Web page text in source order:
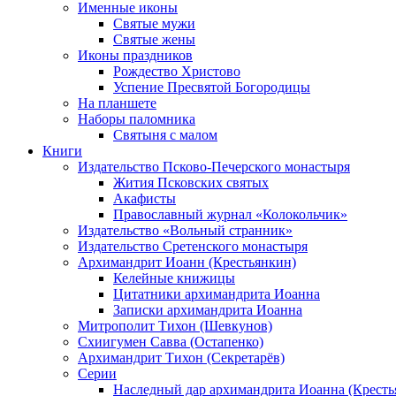
Именные иконы
Святые мужи
Святые жены
Иконы праздников
Рождество Христово
Успение Пресвятой Богородицы
На планшете
Наборы паломника
Святыня с малом
Книги
Издательство Псково-Печерского монастыря
Жития Псковских святых
Акафисты
Православный журнал «Колокольчик»
Издательство «Вольный странник»
Издательство Сретенского монастыря
Архимандрит Иоанн (Крестьянкин)
Келейные книжицы
Цитатники архимандрита Иоанна
Записки архимандрита Иоанна
Митрополит Тихон (Шевкунов)
Схиигумен Савва (Остапенко)
Архимандрит Тихон (Секретарёв)
Серии
Наследный дар архимандрита Иоанна